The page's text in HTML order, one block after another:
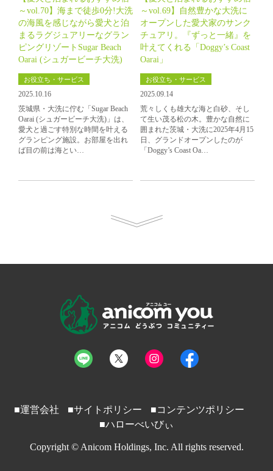
～vol.70】海まで徒歩0分!大洗
の海風を感じながら愛犬と泊
まるラグジュアリーなグラン
ピングリゾートSugar Beach
Oarai (シュガービーチ大洗)
お役立ち・サービス
2025.10.16
茨城県・大洗に佇む「Sugar Beach
Oarai (シュガービーチ大洗)」は、
愛犬と過ごす特別な時間を叶える
グランピング施設。お部屋を出れ
ば目の前は海とい…
～vol.69】自然豊かな大洗に
オープンした愛犬家のサンク
チュアリ。『ずっと一緒』を
叶えてくれる「Doggy’s Coast
Oarai」
お役立ち・サービス
2025.09.14
荒々しくも雄大な海と白砂、そし
て生い茂る松の木。豊かな自然に
囲まれた茨城・大洗に2025年4月15
日、グランドオープンしたのが
「Doggy’s Coast Oa…
■運営会社 ■サイトポリシー
■コンテンツポリシー
■ハローべいびぃ
Copyright © Anicom Holdings, Inc. All rights reserved.